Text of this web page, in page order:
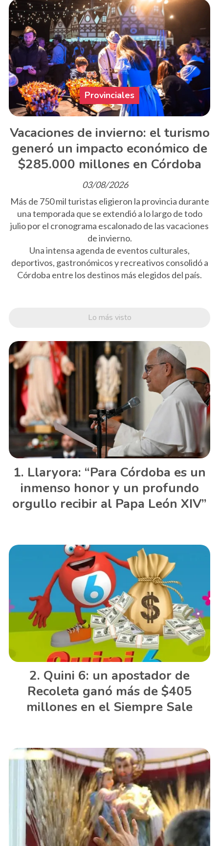
Vacaciones de invierno: el turismo
generó un impacto económico de
$285.000 millones en Córdoba
Provinciales
03/08/2026
Más de 750 mil turistas eligieron la provincia durante
una temporada que se extendió a lo largo de todo
julio por el cronograma escalonado de las vacaciones
de invierno.
Una intensa agenda de eventos culturales,
deportivos, gastronómicos y recreativos consolidó a
Córdoba entre los destinos más elegidos del país.
Lo más visto
Llaryora: “Para Córdoba es un
inmenso honor y un profundo
orgullo recibir al Papa León XIV”
Quini 6: un apostador de
Recoleta ganó más de $405
millones en el Siempre Sale